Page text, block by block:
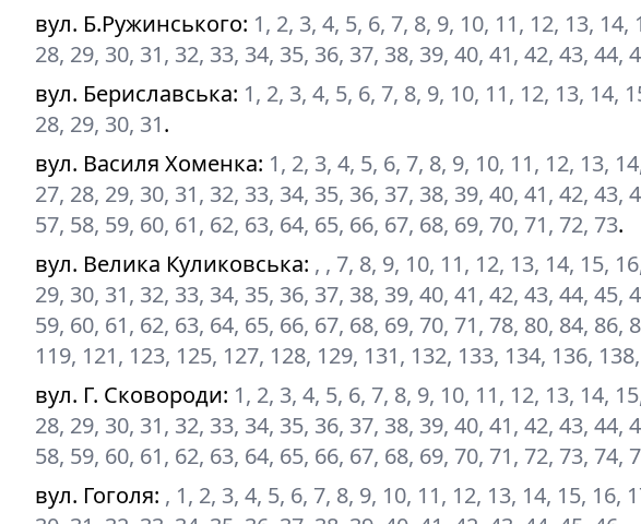
вул. Б.Ружинського: 1, 2, 3, 4, 5, 6, 7, 8, 9, 10, 11, 12, 13,
28, 29, 30, 31, 32, 33, 34, 35, 36, 37, 38, 39, 40, 41, 42, 43, 44,
вул. Бериславська: 1, 2, 3, 4, 5, 6, 7, 8, 9, 10, 11, 12, 13, 14,
28, 29, 30, 31.
вул. Василя Хоменка: 1, 2, 3, 4, 5, 6, 7, 8, 9, 10, 11, 12, 13,
27, 28, 29, 30, 31, 32, 33, 34, 35, 36, 37, 38, 39, 40, 41, 42, 43,
57, 58, 59, 60, 61, 62, 63, 64, 65, 66, 67, 68, 69, 70, 71, 72, 73.
вул. Велика Куликовська: , , 7, 8, 9, 10, 11, 12, 13, 14, 15,
29, 30, 31, 32, 33, 34, 35, 36, 37, 38, 39, 40, 41, 42, 43, 44, 45,
59, 60, 61, 62, 63, 64, 65, 66, 67, 68, 69, 70, 71, 78, 80, 84, 86,
119, 121, 123, 125, 127, 128, 129, 131, 132, 133, 134, 136,
вул. Г. Сковороди: 1, 2, 3, 4, 5, 6, 7, 8, 9, 10, 11, 12, 13, 14,
28, 29, 30, 31, 32, 33, 34, 35, 36, 37, 38, 39, 40, 41, 42, 43, 44,
58, 59, 60, 61, 62, 63, 64, 65, 66, 67, 68, 69, 70, 71, 72, 73, 74,
вул. Гоголя: , 1, 2, 3, 4, 5, 6, 7, 8, 9, 10, 11, 12, 13, 14, 15, 16,